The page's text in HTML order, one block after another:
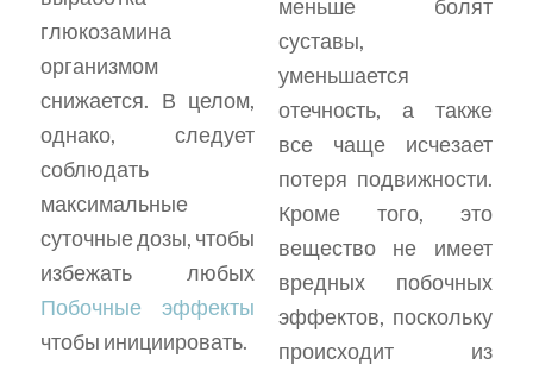
глюкозамина
организмом
снижается. В целом,
однако, следует
соблюдать
максимальные
суточные дозы, чтобы
избежать любых
Побочные эффекты
чтобы инициировать.
меньше болят
суставы,
уменьшается
отечность, а также
все чаще исчезает
потеря подвижности.
Кроме того, это
вещество не имеет
вредных побочных
эффектов, поскольку
происходит из